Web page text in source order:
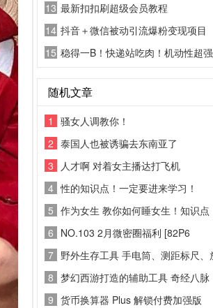
13 最新扣扣刷超级会员教程
14 抖音＋微信被动引流爆粉变现项目
15 稳得一B！快递站吃肉！机动性超强
随机文章
1
骚女人调教你！
2 泰国人也被诱骗去东南亚了
3
人才啊 对着女主播达打飞机
4 性的知识点！一定要进来学习！
5 作为女生 教你如何睡女生！知识点
6 NO.103 2月微密圈福利 [82P6
7 野外生存工具 手电筒、测距标尺、放大镜、野外打包清单、日落预警
8 梦幻西游打造的辅助工具 奇经八脉，召唤兽，孩子，修炼，人
9 货币换算器 Plus 解锁付费加强版